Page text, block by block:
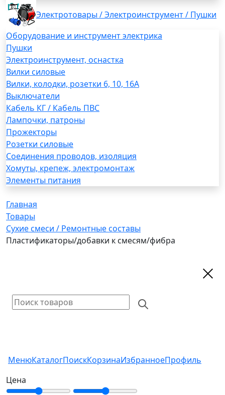
Электротовары / Электроинструмент / Пушки
Оборудование и инструмент электрика
Пушки
Электроинструмент, оснастка
Вилки силовые
Вилки, колодки, розетки 6, 10, 16А
Выключатели
Кабель КГ / Кабель ПВС
Лампочки, патроны
Прожекторы
Розетки силовые
Соединения проводов, изоляция
Хомуты, крепеж, электромонтаж
Элементы питания
Главная
Товары
Сухие смеси / Ремонтные составы
Пластификаторы/добавки к смесям/фибра
МенюКаталогПоискКорзинаИзбранноеПрофиль
Цена